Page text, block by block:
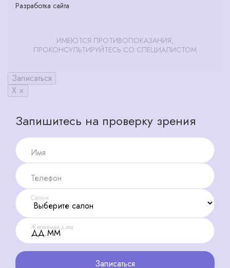
Разработка сайта
ИМЕЮТСЯ ПРОТИВОПОКАЗАНИЯ,
ПРОКОНСУЛЬТИРУЙТЕСЬ СО СПЕЦИАЛИСТОМ
Записаться
X ×
Запишитесь на проверку зрения
Имя
Телефон
Салон
Желаемая дата
Записаться